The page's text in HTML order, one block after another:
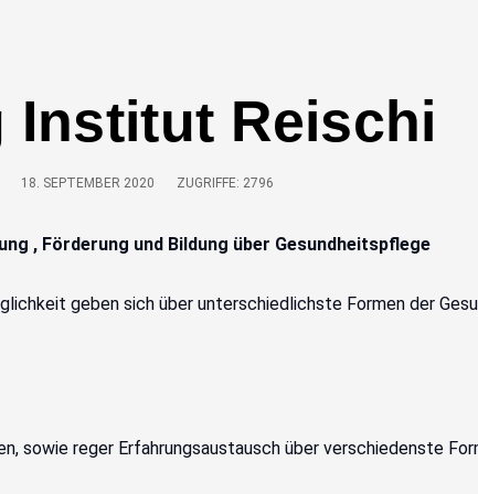
Institut Reischi
18. SEPTEMBER 2020 ZUGRIFFE: 2796
, Förderung und Bildung über Gesundheitspflege
geben sich über unterschiedlichste Formen der
sowie reger Erfahrungsaustausch über verschiedenste